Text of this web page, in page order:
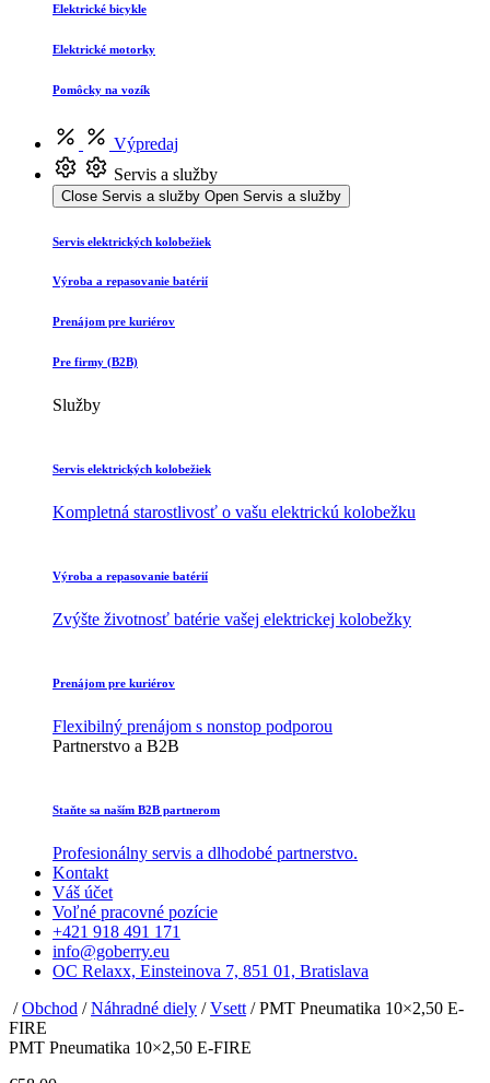
Elektrické bicykle
Elektrické motorky
Pomôcky na vozík
Výpredaj
Servis a služby
Close Servis a služby Open Servis a služby
Servis elektrických kolobežiek
Výroba a repasovanie batérií
Prenájom pre kuriérov
Pre firmy (B2B)
Služby
Servis elektrických kolobežiek
Kompletná starostlivosť o vašu elektrickú kolobežku
Výroba a repasovanie batérií
Zvýšte životnosť batérie vašej elektrickej kolobežky
Prenájom pre kuriérov
Flexibilný prenájom s nonstop podporou
Partnerstvo a B2B
Staňte sa naším B2B partnerom
Profesionálny servis a dlhodobé partnerstvo.
Kontakt
Váš účet
Voľné pracovné pozície
+421 918 491 171
info@goberry.eu
OC Relaxx, Einsteinova 7, 851 01, Bratislava
/Obchod /Náhradné diely /Vsett / PMT Pneumatika 10×2,50 E-
FIRE
PMT Pneumatika 10×2,50 E-FIRE